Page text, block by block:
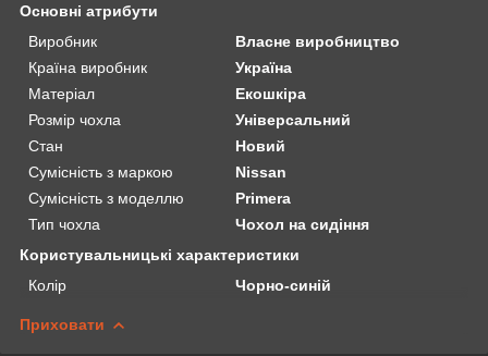
Основні атрибути
Виробник
Власне виробництво
Країна виробник
Україна
Матеріал
Екошкіра
Розмір чохла
Універсальний
Стан
Новий
Сумісність з маркою
Nissan
Сумісність з моделлю
Primera
Тип чохла
Чохол на сидіння
Користувальницькі характеристики
Колір
Чорно-синій
Приховати